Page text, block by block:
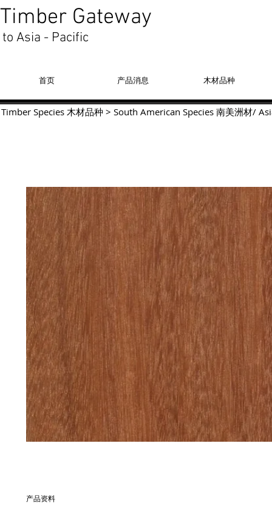
Timber Gateway
to Asia - Pacific
首页 产品消息 木材品种
产品资料
Timber Species 木材品种 > South American Species 南美洲材/